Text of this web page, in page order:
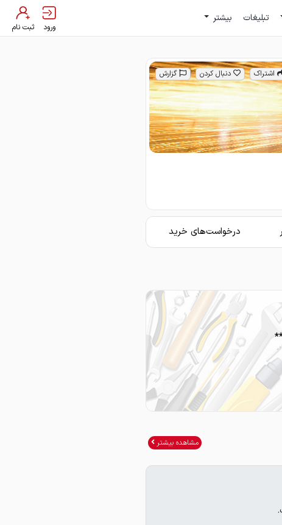
تبلیغات بیشتر
ورود ثبت نام
اشتراک دنبال کردن گزارش
درخواست‌های خرید
مشاهده بیشتر